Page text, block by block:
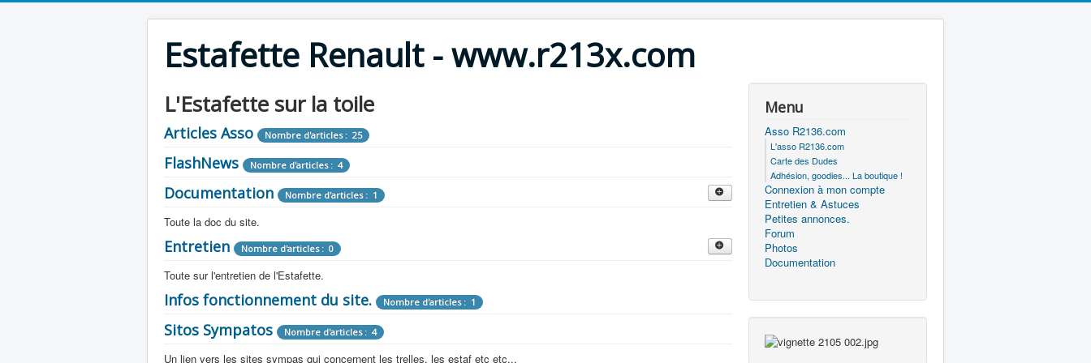
Estafette Renault - www.r213x.com
L'Estafette sur la toile
Articles Asso Nombre d'articles : 25
FlashNews Nombre d'articles : 4
Documentation Nombre d'articles : 1
Toute la doc du site.
Revue de Presse Nombre d'articles : 9
Tous les articles que l'on a vu sur l'estafette !
Camping Car Nombre d'articles : 3
Toute la doc sur les camping cars ou aménagements d'époque.
Documentation Nombre d'articles : 13
Entretien Nombre d'articles : 0
Toute sur l'entretien de l'Estafette.
Mécanique Nombre d'articles : 0
Moteur Nombre d'articles : 14
Electricité Nombre d'articles : 0
Infos fonctionnement du site. Nombre d'articles : 1
Sitos Sympatos Nombre d'articles : 4
Un lien vers les sites sympas qui concernent les trelles, les estaf etc etc...
Menu
Asso R2136.com
L'asso R2136.com
Carte des Dudes
Adhésion, goodies... La boutique !
Connexion à mon compte
Entretien & Astuces
Petites annonces.
Forum
Photos
Documentation